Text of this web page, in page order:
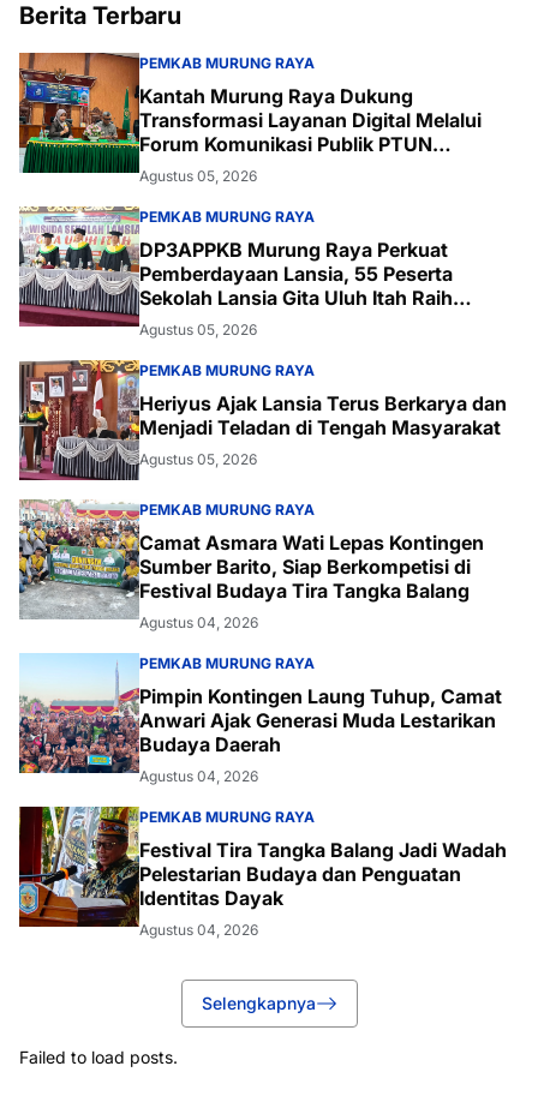
Berita Terbaru
PEMKAB MURUNG RAYA
Kantah Murung Raya Dukung
Transformasi Layanan Digital Melalui
Forum Komunikasi Publik PTUN
Palangka Raya
Agustus 05, 2026
PEMKAB MURUNG RAYA
DP3APPKB Murung Raya Perkuat
Pemberdayaan Lansia, 55 Peserta
Sekolah Lansia Gita Uluh Itah Raih
Kelulusan
Agustus 05, 2026
PEMKAB MURUNG RAYA
Heriyus Ajak Lansia Terus Berkarya dan
Menjadi Teladan di Tengah Masyarakat
Agustus 05, 2026
PEMKAB MURUNG RAYA
Camat Asmara Wati Lepas Kontingen
Sumber Barito, Siap Berkompetisi di
Festival Budaya Tira Tangka Balang
Agustus 04, 2026
PEMKAB MURUNG RAYA
Pimpin Kontingen Laung Tuhup, Camat
Anwari Ajak Generasi Muda Lestarikan
Budaya Daerah
Agustus 04, 2026
PEMKAB MURUNG RAYA
Festival Tira Tangka Balang Jadi Wadah
Pelestarian Budaya dan Penguatan
Identitas Dayak
Agustus 04, 2026
Selengkapnya
Failed to load posts.